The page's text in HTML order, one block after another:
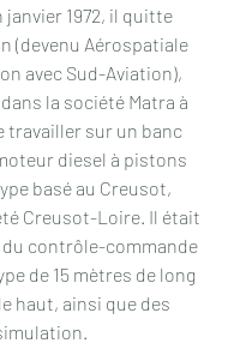
1972, il quitte
(devenu Aérospatiale
avec Sud-Aviation),
la société Matra à
travailler sur un banc
diesel à pistons
basé au Creusot,
Creusot-Loire. Il était
contrôle-commande
de 15 mètres de long
haut, ainsi que des